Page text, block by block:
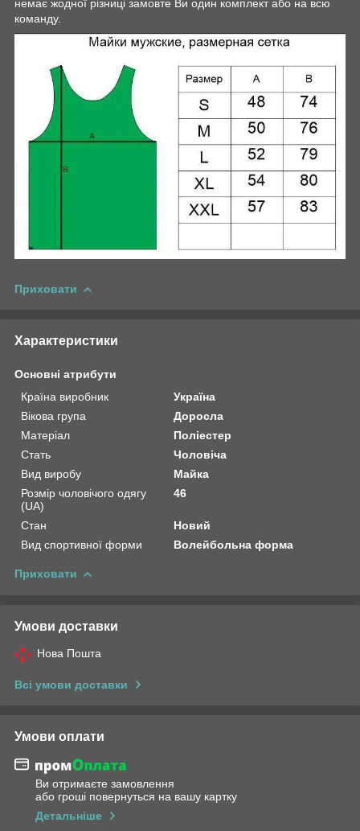
немає жодної різниці замовте Ви один комплект або на всю
команду.
Приховати
Характеристики
Основні атрибути
Країна виробник
Україна
Вікова група
Доросла
Матеріал
Поліестер
Стать
Чоловіча
Вид виробу
Майка
Розмір чоловічого одягу
(UA)
46
Стан
Новий
Вид спортивної форми
Волейбольна форма
Приховати
Умови доставки
Нова Пошта
Всі умови доставки
Умови оплати
Ви отримаєте замовлення
або гроші повернуться на вашу картку
Детальніше